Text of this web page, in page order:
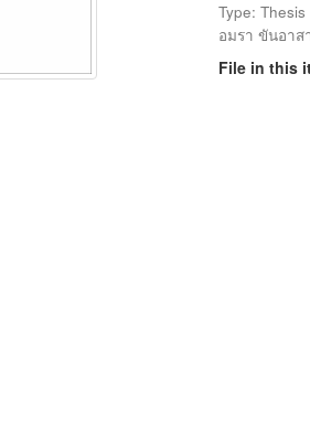
Type: Thesis
อมรา ขันอาส
File in this